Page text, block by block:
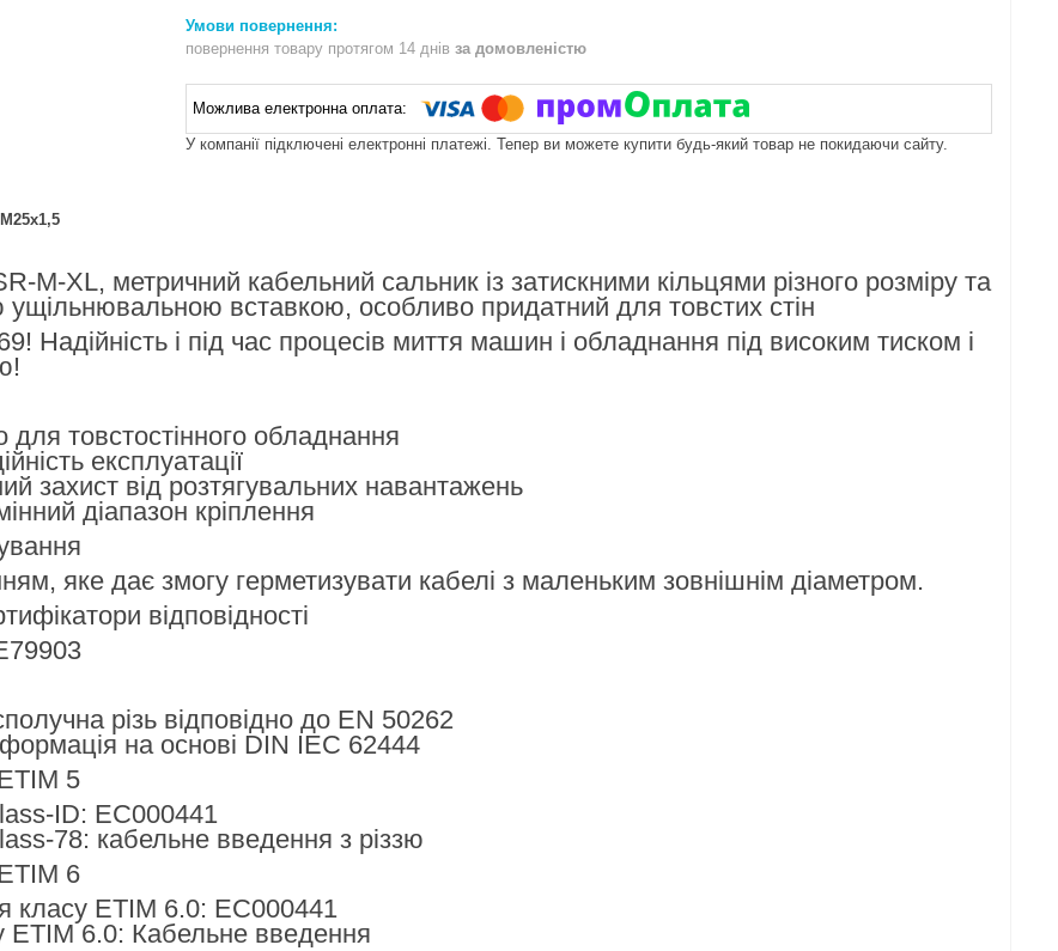
повернення товару протягом 14 днів за домовленістю
У компанії підключені електронні платежі. Тепер ви можете купити будь-який товар не покидаючи сайту.
M-XL, метричний кабельний сальник із затискними кільцями різного розміру та
вставкою, особливо придатний для товстих стін
Надійність і під час процесів миття машин і обладнання під високим тиском і
для товстостінного обладнання
експлуатації
захист від розтягувальних навантажень
діапазон кріплення
яке дає змогу герметизувати кабелі з маленьким зовнішнім діаметром.
відповідності
різь відповідно до EN 50262
на основі DIN IEC 62444
5
ID: EC000441
78: кабельне введення з різзю
6
класу ETIM 6.0: EC000441
ETIM 6.0: Кабельне введення